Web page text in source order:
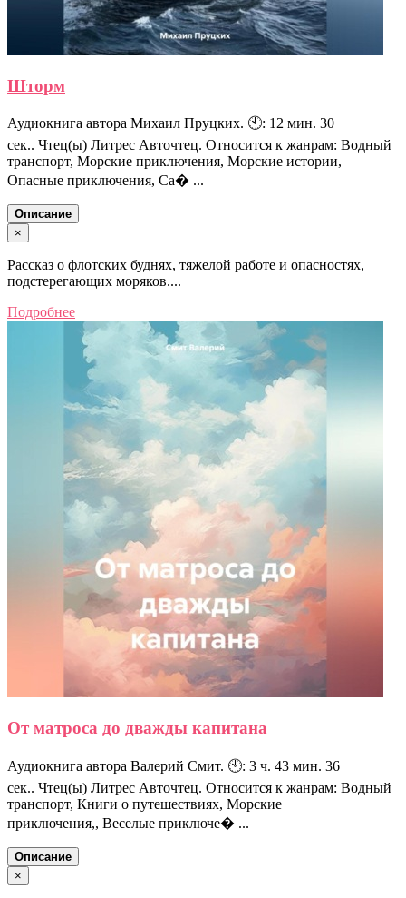
Шторм
Аудиокнига автора Михаил Пруцких. 🕙: 12 мин. 30
сек.. Чтец(ы) Литрес Авточтец. Относится к жанрам: Водный
транспорт, Морские приключения, Морские истории,
Опасные приключения, Са� ...
Описание
×
Рассказ о флотских буднях, тяжелой работе и опасностях,
подстерегающих моряков....
Подробнее
От матроса до дважды капитана
Аудиокнига автора Валерий Смит. 🕙: 3 ч. 43 мин. 36
сек.. Чтец(ы) Литрес Авточтец. Относится к жанрам: Водный
транспорт, Книги о путешествиях, Морские
приключения,, Веселые приключе� ...
Описание
×